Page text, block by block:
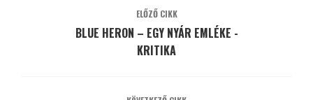
ELŐZŐ CIKK
BLUE HERON – EGY NYÁR EMLÉKE -
KRITIKA